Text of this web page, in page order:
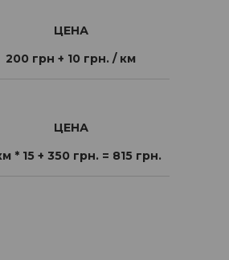
ЦЕНА
200 грн + 10 грн. / км
ЦЕНА
* 15 + 350 грн. = 815 грн.